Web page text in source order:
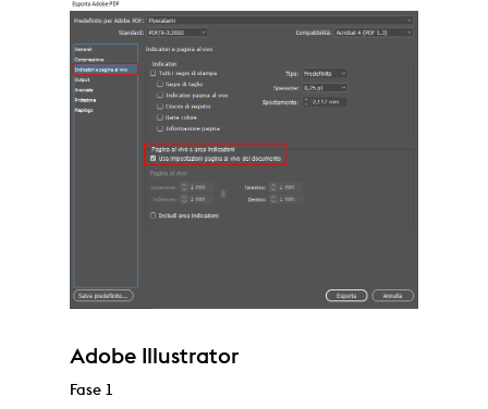
Adobe Illustrator
Fase 1